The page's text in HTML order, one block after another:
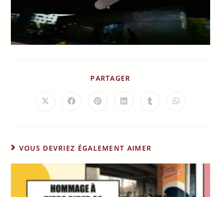
PARTAGER
VOUS DEVRIEZ ÉGALEMENT AIMER